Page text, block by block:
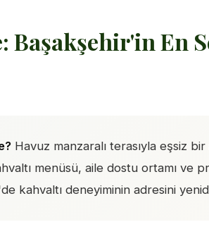
Başakşehir'in En
Havuz manzaralı terasıyla eşsiz
menüsü, aile dostu ortamı ve
kahvaltı deneyiminin adresini